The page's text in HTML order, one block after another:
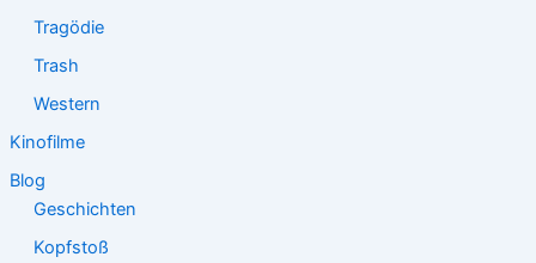
Tragödie
Trash
Western
Kinofilme
Blog
Geschichten
Kopfstoß